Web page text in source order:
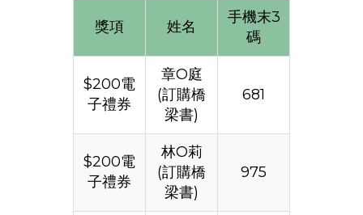
獎項 姓名
手機末3
碼
$200電
子禮券
章O庭
(訂購橋
梁書)
681
$200電
子禮券
林O莉
(訂購橋
梁書)
975